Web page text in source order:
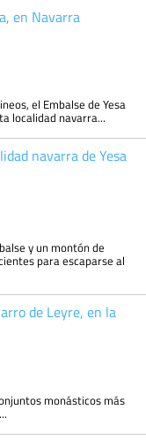
en Navarra
el Embalse de Yesa
localidad navarra...
navarra de Yesa
y un montón de
para escaparse al
de Leyre, en la
monásticos más